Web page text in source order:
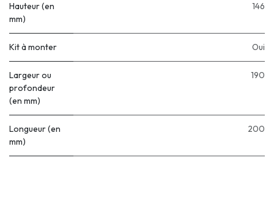
Hauteur (en
mm)
146
Kit à monter Oui
Largeur ou
profondeur
(en mm)
190
Longueur (en
mm)
200